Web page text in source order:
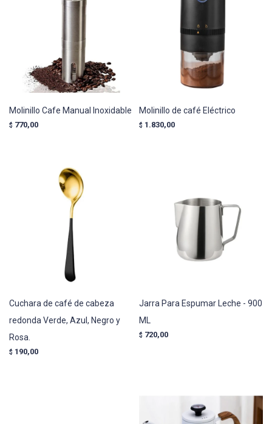
Molinillo Cafe Manual Inoxidable
$ 770,00
Molinillo de café Eléctrico
$ 1.830,00
Cuchara de café de cabeza
redonda Verde, Azul, Negro y
Rosa.
$ 190,00
Jarra Para Espumar Leche - 900
ML
$ 720,00